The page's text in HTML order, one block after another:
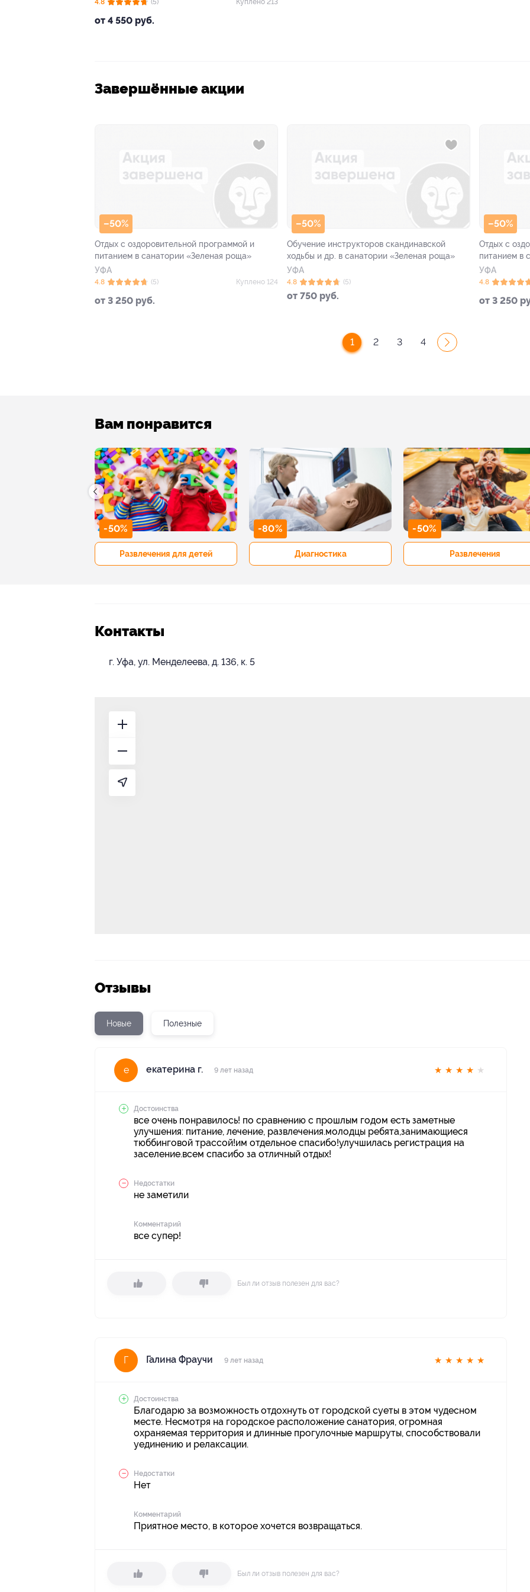
от 4 550 руб.
4.8 (5) Куплено 213
Завершённые акции
–50%
Отдых с оздоровительной программой и
питанием в санатории «Зеленая роща»
УФА
от 3 250 руб.
4.8 (5) Куплено 124
–50%
Обучение инструкторов скандинавской
ходьбы и др. в санатории «Зеленая роща»
УФА
от 750 руб.
4.8 (5)
–50%
Отдых с
питанием в
УФА
от 3 250
4.8
1 2 3 4
Вам понравится
-50%
Развлечения для детей
-80%
Диагностика
-50%
Развлечения
Контакты
г. Уфа, ул. Менделеева, д. 136, к. 5
Отзывы
Новые Полезные
е екатерина г. 9 лет назад ★ ★ ★ ★ ★
Достоинства
все очень понравилось! по сравнению с прошлым годом есть заметные
улучшения: питание, лечение, развлечения.молодцы ребята,занимающиеся
тюббинговой трассой!им отдельное спасибо!улучшилась регистрация на
заселение.всем спасибо за отличный отдых!
Недостатки
не заметили
Комментарий
все супер!
Был ли отзыв полезен для вас?
Г Галина Фраучи 9 лет назад ★ ★ ★ ★ ★
Достоинства
Благодарю за возможность отдохнуть от городской суеты в этом чудесном
месте. Несмотря на городское расположение санатория, огромная
охраняемая территория и длинные прогулочные маршруты, способствовали
уединению и релаксации.
Недостатки
Нет
Комментарий
Приятное место, в которое хочется возвращаться.
Был ли отзыв полезен для вас?